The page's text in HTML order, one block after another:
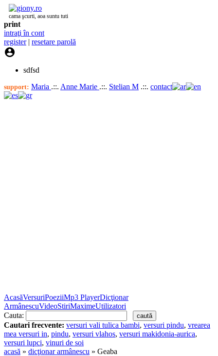
cama şcurti, aoa suntu tuti
print
intraţi în cont
register| resetare parolă

sdfsd
support: Maria .::. Anne Marie .::. Stelian M .::. contact
AcasăVersuriPoeziiMp3 PlayerDicţionar
ArmânescuVideoStiriMaximeUtilizatori
Cauta:
Cautari frecvente: versuri vali tulica bambi, versuri pindu, vrearea
mea versuri in, pindu, versuri vlahos, versuri makidonia-aurica,
versuri lupci, vinuri de soi
acasă » dicţionar armânescu » Geaba